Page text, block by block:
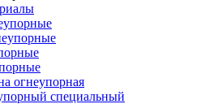
огнеупорная
специальный